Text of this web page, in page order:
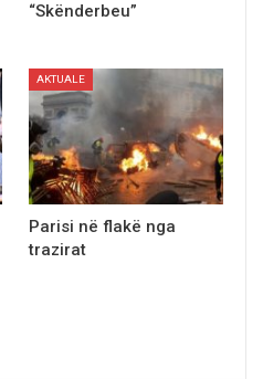
“Skënderbeu”
AKTUALE
Parisi nё flakё nga
trazirat